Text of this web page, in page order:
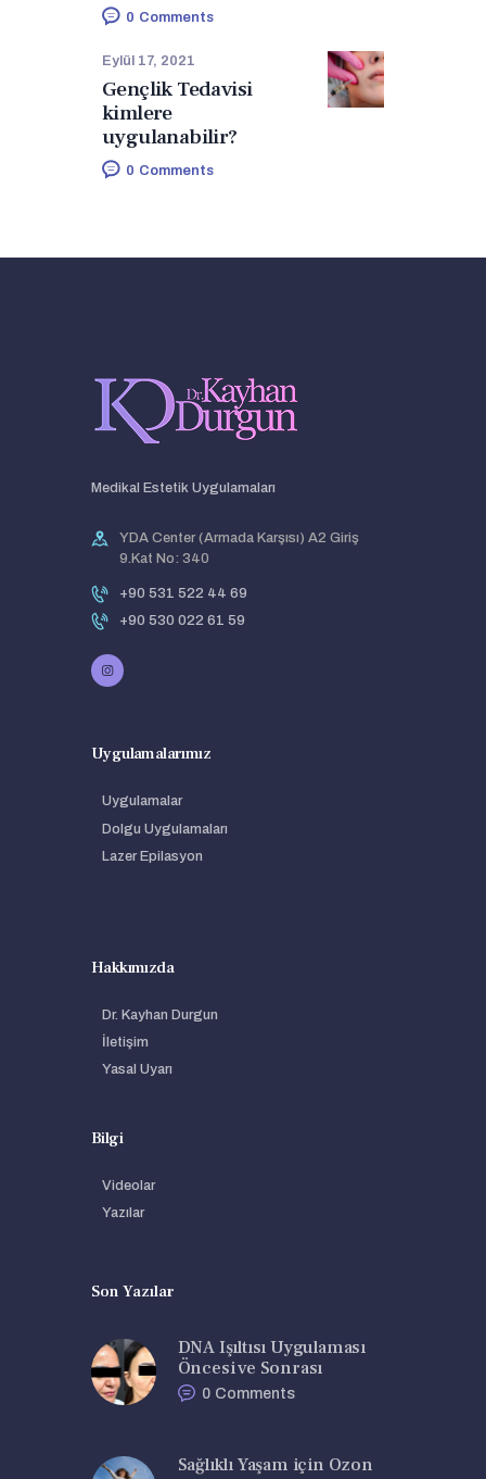
0 Comments
Gençlik Tedavisi
kimlere
uygulanabilir?
Eylül 17, 2021
0 Comments
Medikal Estetik Uygulamaları
YDA Center (Armada Karşısı) A2 Giriş
9.Kat No: 340
+90 531 522 44 69
+90 530 022 61 59
Uygulamalarımız
Uygulamalar
Dolgu Uygulamaları
Lazer Epilasyon
Hakkımızda
Dr. Kayhan Durgun
İletişim
Yasal Uyarı
Bilgi
Videolar
Yazılar
Son Yazılar
DNA Işıltısı Uygulaması
Öncesi ve Sonrası
0 Comments
Sağlıklı Yaşam için Ozon